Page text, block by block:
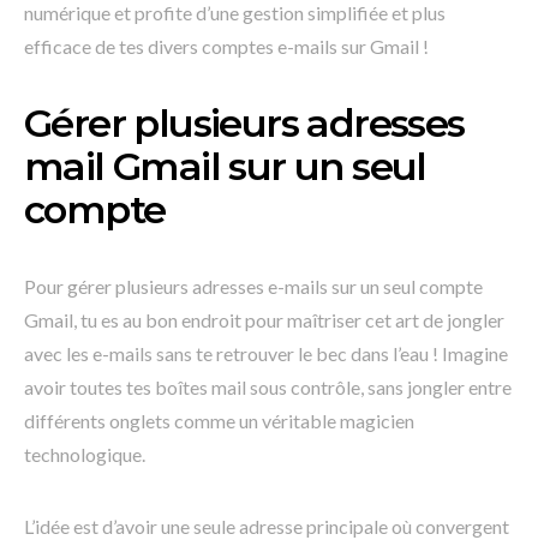
numérique et profite d’une gestion simplifiée et plus
efficace de tes divers comptes e-mails sur Gmail !
Gérer plusieurs adresses
mail Gmail sur un seul
compte
Pour gérer plusieurs adresses e-mails sur un seul compte
Gmail, tu es au bon endroit pour maîtriser cet art de jongler
avec les e-mails sans te retrouver le bec dans l’eau ! Imagine
avoir toutes tes boîtes mail sous contrôle, sans jongler entre
différents onglets comme un véritable magicien
technologique.
L’idée est d’avoir une seule adresse principale où convergent